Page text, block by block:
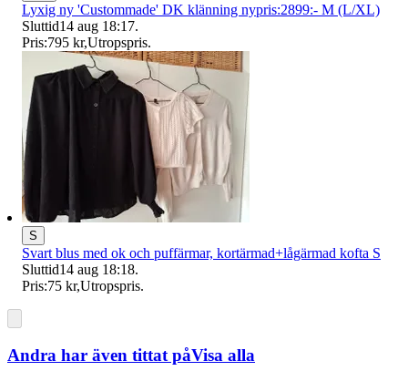
Lyxig ny 'Custommade' DK klänning nypris:2899:- M (L/XL)
Sluttid14 aug 18:17.
Pris:795 kr,Utropspris.
S
Svart blus med ok och puffärmar, kortärmad+lågärmad kofta S
Sluttid14 aug 18:18.
Pris:75 kr,Utropspris.
Andra har även tittat påVisa alla